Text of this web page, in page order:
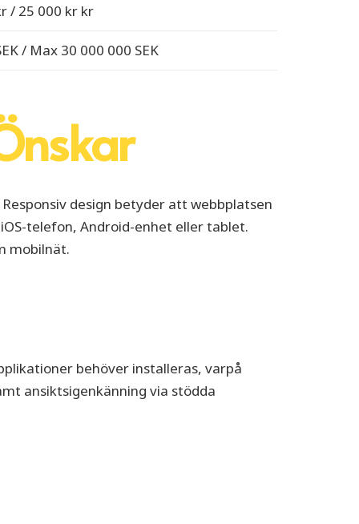
/ 25 000 kr kr
/ Max 30 000 000 SEK
design betyder att webbplatsen
telefon, Android-enhet eller tablet.
mobilnät.
behöver installeras, varpå
ansiktsigenkänning via stödda